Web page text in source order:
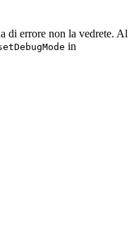
di errore non la vedrete. Al
in